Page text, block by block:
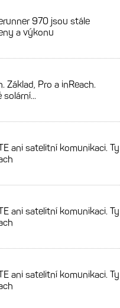
970 jsou stále
a výkonu
Základ, Pro a inReach.
ani satelitní komunikaci. Ty
ani satelitní komunikaci. Ty
ani satelitní komunikaci. Ty